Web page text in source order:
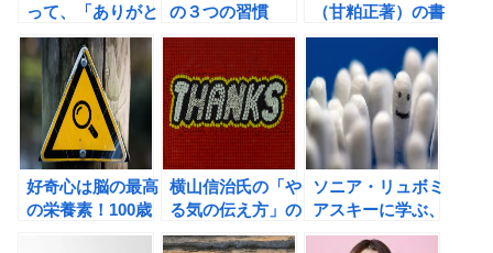
って、「ありがと
うの伝道者」にな
ろう！
の３つの習慣
（甘粕正著）の書
評 「ありがと
う」は必ず声に出
して言おう！
好奇心は脳の最高
の栄養素！100歳
まで成長する脳の
横山信治氏の「や
る気の伝え方」の
書評 ビジネスマ
ソニア・リュボミ
アスキーに学ぶ、
幸せのための習慣